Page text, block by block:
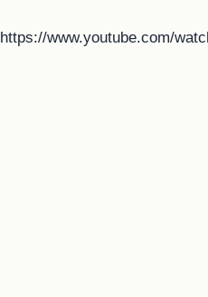
https://www.youtube.com/